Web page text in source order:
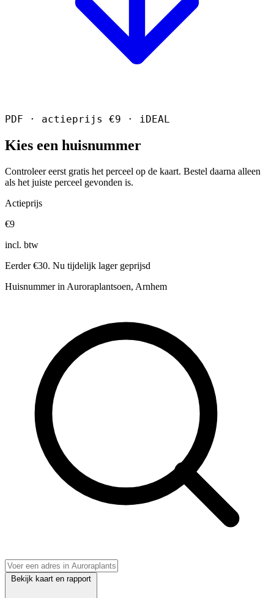
PDF · actieprijs €9 · iDEAL
Kies een huisnummer
Controleer eerst gratis het perceel op de kaart. Bestel daarna alleen
als het juiste perceel gevonden is.
Actieprijs
€9
incl. btw
Eerder €30. Nu tijdelijk lager geprijsd
Huisnummer in Auroraplantsoen, Arnhem
Bekijk kaart en rapport